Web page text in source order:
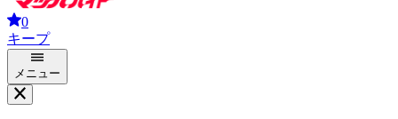
0
キープ
メニュー